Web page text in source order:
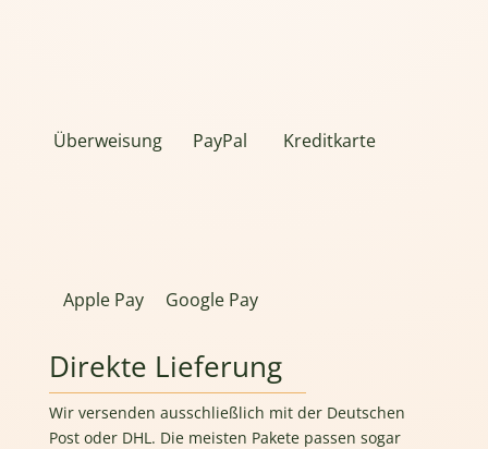
Überweisung PayPal Kreditkarte
Apple Pay Google Pay
Direkte Lieferung
Wir versenden ausschließlich mit der Deutschen
Post oder DHL. Die meisten Pakete passen sogar